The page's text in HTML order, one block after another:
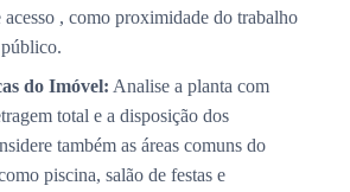
acesso , como proximidade do trabalho
do Imóvel: Analise a planta com
total e a disposição dos
também as áreas comuns do
piscina, salão de festas e